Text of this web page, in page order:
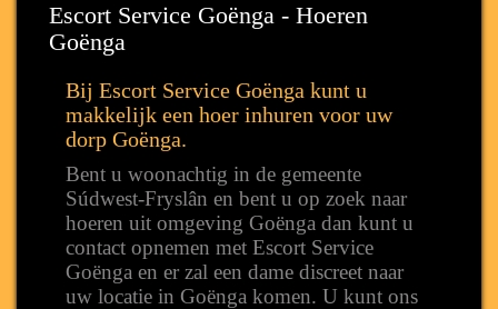
Escort Service Goënga - Hoeren
Goënga
Bij Escort Service Goënga kunt u
makkelijk een hoer inhuren voor uw
dorp Goënga.
Bent u woonachtig in de gemeente
Súdwest-Fryslân en bent u op zoek naar
hoeren uit omgeving Goënga dan kunt u
contact opnemen met Escort Service
Goënga en er zal een dame discreet naar
uw locatie in Goënga komen. U kunt ons